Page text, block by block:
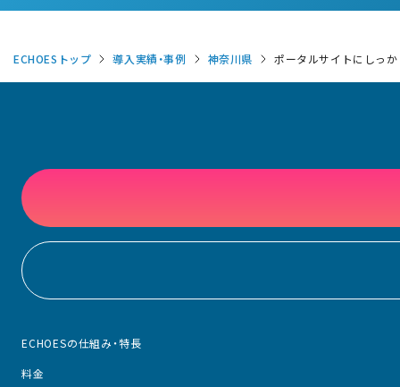
ECHOESトップ 導入実績・事例 神奈川県 ポータルサイトにしっ
ECHOESの仕組み・特長
料金